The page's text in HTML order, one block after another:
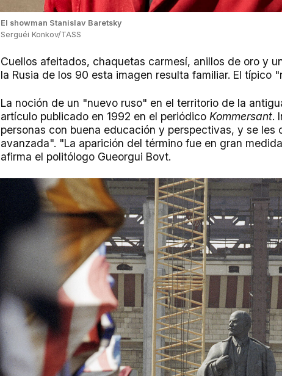
El showman Stanislav Baretsky
Serguéi Konkov/TASS
Cuellos afeitados, chaquetas carmesí, anillos de oro y
la Rusia de los 90 esta imagen resulta familiar. El típico
La noción de un "nuevo ruso" en el territorio de la
artículo publicado en 1992 en el periódico Kommersant.
personas con buena educación y perspectivas, y se
avanzada". "La aparición del término fue en gran
afirma el politólogo Gueorgui Bovt.